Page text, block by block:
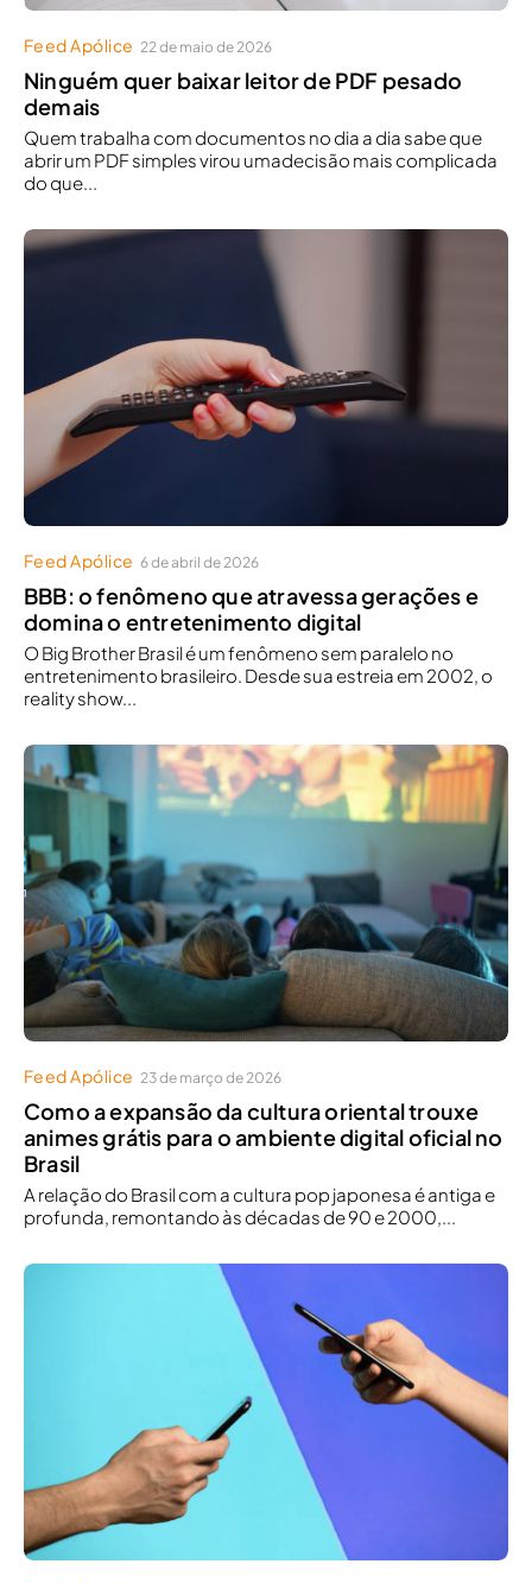
Feed Apólice 22 de maio de 2026
Ninguém quer baixar leitor de PDF pesado
demais
Quem trabalha com documentos no dia a dia sabe que
abrir um PDF simples virou umadecisão mais complicada
do que...
Feed Apólice 6 de abril de 2026
BBB: o fenômeno que atravessa gerações e
domina o entretenimento digital
O Big Brother Brasil é um fenômeno sem paralelo no
entretenimento brasileiro. Desde sua estreia em 2002, o
reality show...
Feed Apólice 23 de março de 2026
Como a expansão da cultura oriental trouxe
animes grátis para o ambiente digital oficial no
Brasil
A relação do Brasil com a cultura pop japonesa é antiga e
profunda, remontando às décadas de 90 e 2000,...